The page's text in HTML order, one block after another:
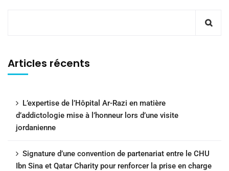
Articles récents
L’expertise de l’Hôpital Ar-Razi en matière
d’addictologie mise à l’honneur lors d’une visite
jordanienne
Signature d’une convention de partenariat entre le CHU
Ibn Sina et Qatar Charity pour renforcer la prise en charge